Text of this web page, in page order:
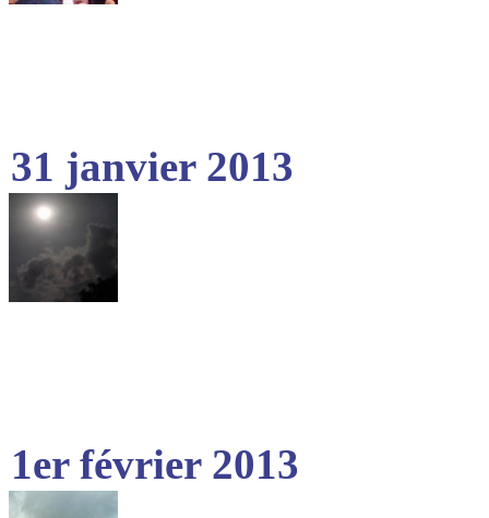
31 janvier 2013
1er février 2013